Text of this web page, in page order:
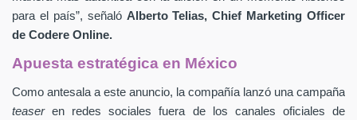
para el país”, señaló Alberto Telias,Chief Marketing Officer
de Codere Online.
Apuesta estratégica en México
Como antesala a este anuncio, la compañía lanzó una campaña
teaseren redes sociales fuera de los canales oficiales de